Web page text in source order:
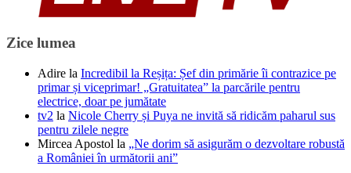
Zice lumea
Adire la Incredibil la Reșița: Șef din primărie îi contrazice pe
primar și viceprimar! „Gratuitatea” la parcările pentru
electrice, doar pe jumătate
tv2 la Nicole Cherry și Puya ne invită să ridicăm paharul sus
pentru zilele negre
Mircea Apostol la „Ne dorim să asigurăm o dezvoltare robustă
a României în următorii ani”